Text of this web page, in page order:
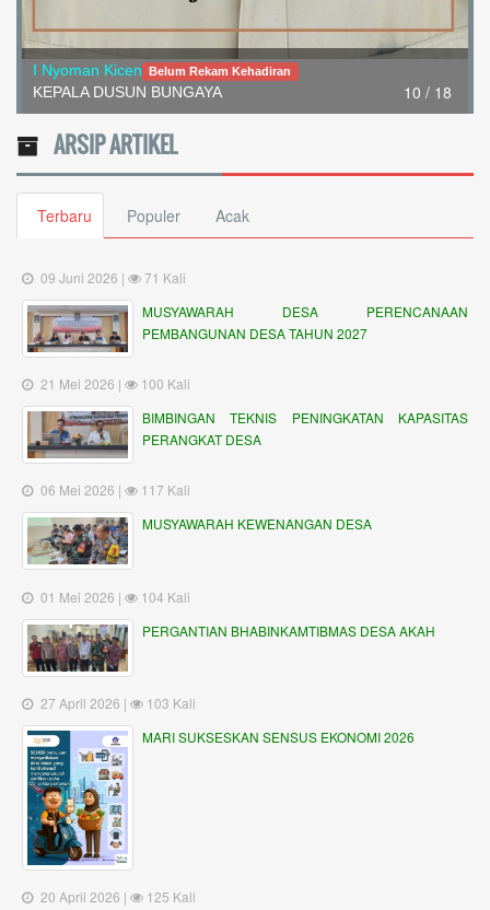
10 / 18
ARSIP ARTIKEL
Terbaru Populer Acak
09 Juni 2026 |
71 Kali
MUSYAWARAH DESA PERENCANAAN
PEMBANGUNAN DESA TAHUN 2027
21 Mei 2026 |
100 Kali
BIMBINGAN TEKNIS PENINGKATAN KAPASITAS
PERANGKAT DESA
06 Mei 2026 |
117 Kali
MUSYAWARAH KEWENANGAN DESA
01 Mei 2026 |
104 Kali
PERGANTIAN BHABINKAMTIBMAS DESA AKAH
27 April 2026 |
103 Kali
MARI SUKSESKAN SENSUS EKONOMI 2026
20 April 2026 |
125 Kali